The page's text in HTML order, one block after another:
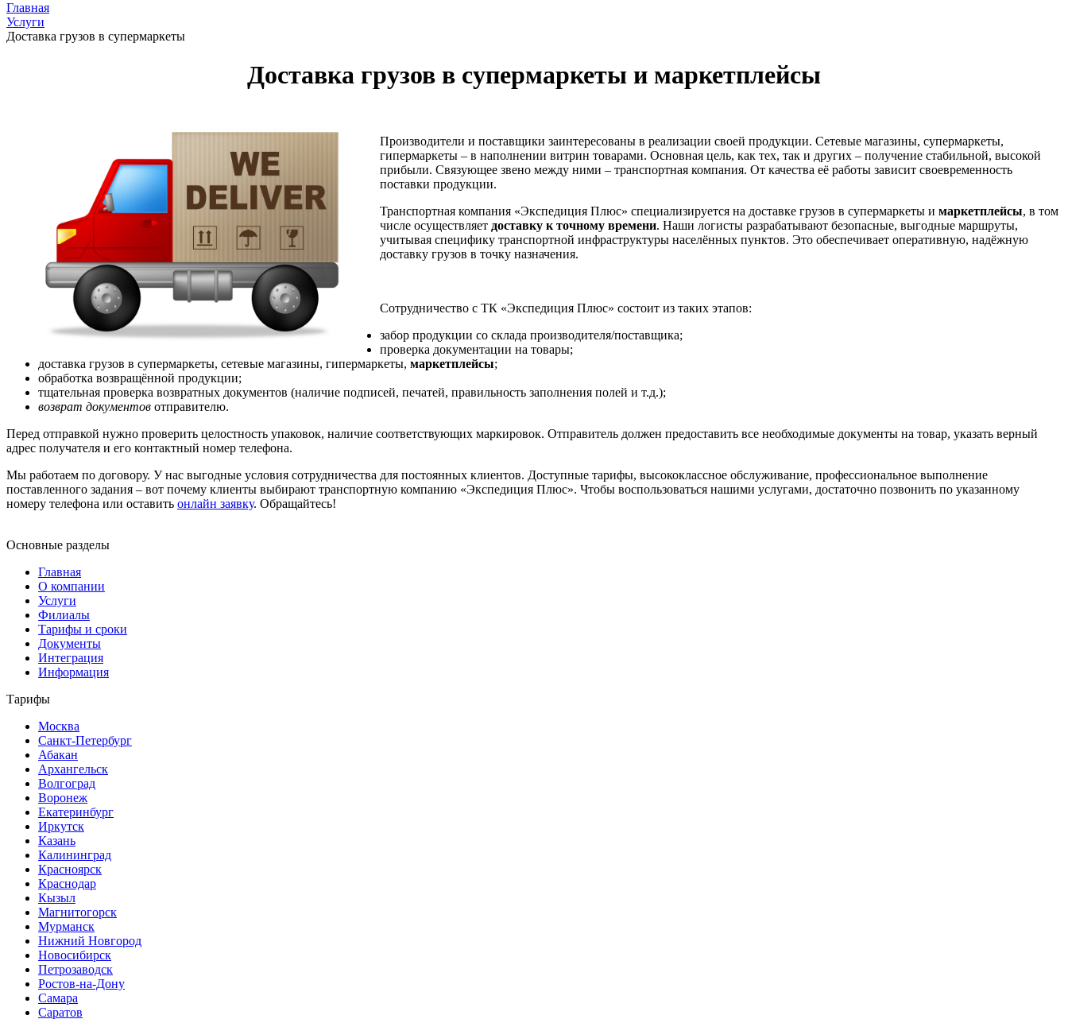
Главная
Услуги
Доставка грузов в супермаркеты
Доставка грузов в супермаркеты и маркетплейсы
Производители и поставщики заинтересованы в реализации своей продукции. Сетевые магазины, супермаркеты,
гипермаркеты – в наполнении витрин товарами. Основная цель, как тех, так и других – получение стабильной, высокой
прибыли. Связующее звено между ними – транспортная компания. От качества её работы зависит своевременность
поставки продукции.
Транспортная компания «Экспедиция Плюс» специализируется на доставке грузов в супермаркеты и маркетплейсы, в том
числе осуществляет доставку к точному времени. Наши логисты разрабатывают безопасные, выгодные маршруты,
учитывая специфику транспортной инфраструктуры населённых пунктов. Это обеспечивает оперативную, надёжную
доставку грузов в точку назначения.
Сотрудничество с ТК «Экспедиция Плюс» состоит из таких этапов:
забор продукции со склада производителя/поставщика;
проверка документации на товары;
доставка грузов в супермаркеты, сетевые магазины, гипермаркеты, маркетплейсы;
обработка возвращённой продукции;
тщательная проверка возвратных документов (наличие подписей, печатей, правильность заполнения полей и т.д.);
возврат документов отправителю.
Перед отправкой нужно проверить целостность упаковок, наличие соответствующих маркировок. Отправитель должен предоставить все необходимые документы на товар, указать верный
адрес получателя и его контактный номер телефона.
Мы работаем по договору. У нас выгодные условия сотрудничества для постоянных клиентов. Доступные тарифы, высококлассное обслуживание, профессиональное выполнение
поставленного задания – вот почему клиенты выбирают транспортную компанию «Экспедиция Плюс». Чтобы воспользоваться нашими услугами, достаточно позвонить по указанному
номеру телефона или оставить онлайн заявку. Обращайтесь!
Основные разделы
Главная
О компании
Услуги
Филиалы
Тарифы и сроки
Документы
Интеграция
Информация
Тарифы
Москва
Санкт-Петербург
Абакан
Архангельск
Волгоград
Воронеж
Екатеринбург
Иркутск
Казань
Калининград
Красноярск
Краснодар
Кызыл
Магнитогорск
Мурманск
Нижний Новгород
Новосибирск
Петрозаводск
Ростов-на-Дону
Самара
Саратов